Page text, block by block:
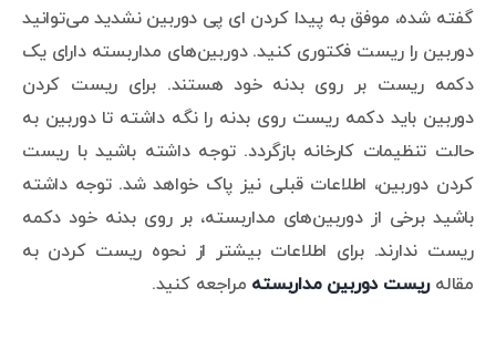
گفته شده، موفق به پیدا کردن ای پی دوربین نشدید می‌توانید
دوربین را ریست فکتوری کنید. دوربین‌های مداربسته دارای یک
دکمه ریست بر روی بدنه خود هستند. برای ریست کردن
دوربین باید دکمه ریست روی بدنه را نگه داشته تا دوربین به
حالت تنظیمات کارخانه بازگردد. توجه داشته باشید با ریست
کردن دوربین، اطلاعات قبلی نیز پاک خواهد شد. توجه داشته
باشید برخی از دوربین‌های مداربسته، بر روی بدنه خود دکمه
ریست ندارند. برای اطلاعات بیشتر از نحوه ریست کردن به
مقالهریست دوربین مداربسته مراجعه کنید.